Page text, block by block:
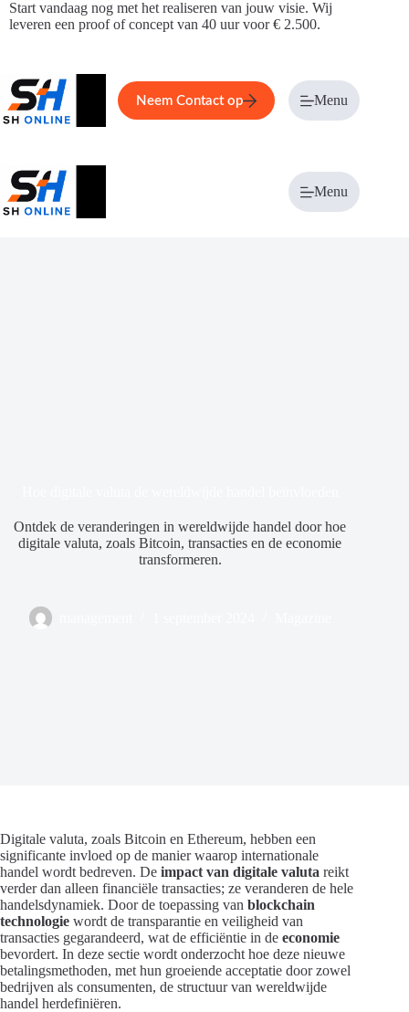
Ga
naar
Start vandaag nog met het realiseren van jouw visie. Wij
leveren een proof of concept van 40 uur voor € 2.500.
Home Service Over ons
Neem Contact op Menu
Menu
Ontdek de veranderingen in wereldwijde handel door hoe
digitale valuta, zoals Bitcoin, transacties en de economie
transformeren.
Digitale valuta, zoals Bitcoin en Ethereum, hebben een
significante invloed op de manier waarop internationale
handel wordt bedreven. De impact van digitale valuta reikt
verder dan alleen financiële transacties; ze veranderen de hele
handelsdynamiek. Door de toepassing van blockchain
technologie wordt de transparantie en veiligheid van
transacties gegarandeerd, wat de efficiëntie in de economie
bevordert. In deze sectie wordt onderzocht hoe deze nieuwe
betalingsmethoden, met hun groeiende acceptatie door zowel
bedrijven als consumenten, de structuur van wereldwijde
handel herdefiniëren.